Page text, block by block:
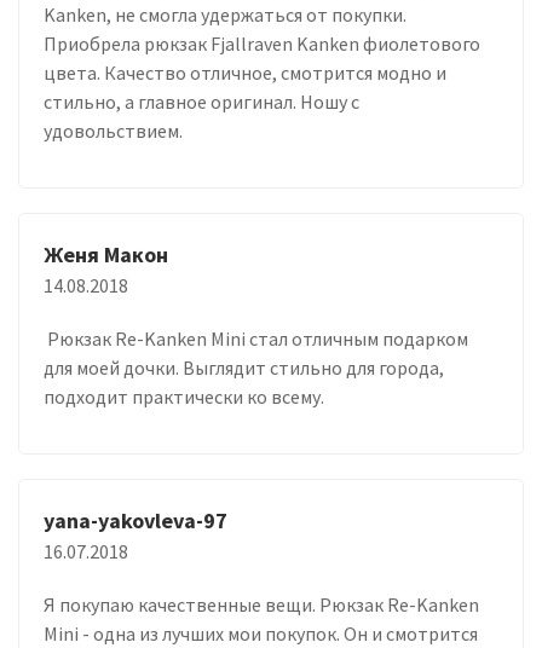
Kanken, не смогла удержаться от покупки.
Приобрела рюкзак Fjallraven Kanken фиолетового
цвета. Качество отличное, смотрится модно и
стильно, а главное оригинал. Ношу с
удовольствием.
Женя Макон
14.08.2018
Рюкзак Re-Kanken Mini стал отличным подарком
для моей дочки. Выглядит стильно для города,
подходит практически ко всему.
yana-yakovleva-97
16.07.2018
Я покупаю качественные вещи. Рюкзак Re-Kanken
Mini - одна из лучших мои покупок. Он и смотрится